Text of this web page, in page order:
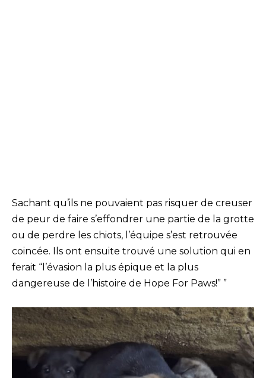
Sachant qu’ils ne pouvaient pas risquer de creuser
de peur de faire s’effondrer une partie de la grotte
ou de perdre les chiots, l’équipe s’est retrouvée
coincée. Ils ont ensuite trouvé une solution qui en
ferait “l’évasion la plus épique et la plus
dangereuse de l’histoire de Hope For Paws!” ”